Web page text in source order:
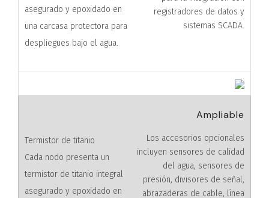
registradores de datos y
sistemas SCADA.
Ampliable
Los accesorios opcionales
incluyen sensores de calidad
del agua, sensores de
presión, divisores de señal,
abrazaderas de cable, línea